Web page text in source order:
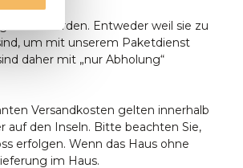
werden. Entweder weil sie zu
um mit unserem Paketdienst
daher mit „nur Abholung“
Versandkosten gelten innerhalb
auf den Inseln. Bitte beachten Sie,
erfolgen. Wenn das Haus ohne
im Haus.